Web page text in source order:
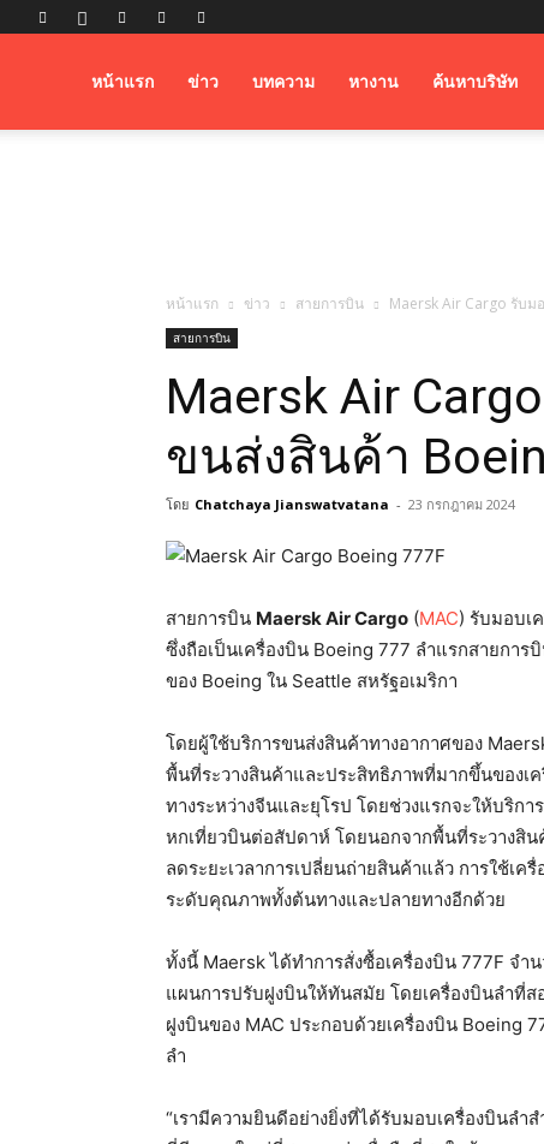
Airfreightหน้าแรก ข่าว บทความ หางาน ค้นหาบริษัท
หน้าแรก ข่าว สายการบิน Maersk Air Cargo รับม
สายการบิน
Maersk Air
ขนส่งสินค้า
โดย Chatchaya Jianswatvatana - 23 กรกฎาคม 2024
สายการบิน Maersk Air Cargo (MAC) รับมอบเ
ซึ่งถือเป็นเครื่องบิน Boeing 777 ลำแรกสายกา
ของ Boeing ใน Seattle สหรัฐอเมริกา
โดยผู้ใช้บริการขนส่งสินค้าทางอากาศของ
พื้นที่ระวางสินค้าและประสิทธิภาพที่มากขึ้นของเ
ทางระหว่างจีนและยุโรป โดยช่วงแรกจะให้บริก
หกเที่ยวบินต่อสัปดาห์ โดยนอกจากพื้นที่ระวางสิน
ลดระยะเวลาการเปลี่ยนถ่ายสินค้าแล้ว การใช้เค
ระดับคุณภาพทั้งต้นทางและปลายทางอีกด้วย
ทั้งนี้ Maersk ได้ทำการสั่งซื้อเครื่องบิน 777F จ
แผนการปรับฝูงบินให้ทันสมัย โดยเครื่องบินลำที่
ฝูงบินของ MAC ประกอบด้วยเครื่องบิน Boeing
ลำ
“เรามีความยินดีอย่างยิ่งที่ได้รับมอบเครื่องบินล